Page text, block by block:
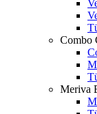
Combo
Meriva